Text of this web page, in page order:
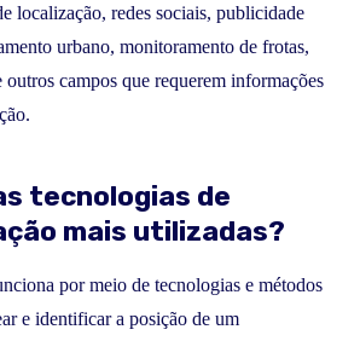
localização, redes sociais, publicidade
urbano, monitoramento de frotas,
outros campos que requerem informações
tecnologias de
mais utilizadas?
por meio de tecnologias e métodos
e identificar a posição de um